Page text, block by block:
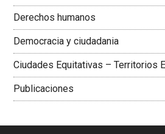
Derechos humanos
Democracia y ciudadania
Ciudades Equitativas – Territorios
Publicaciones